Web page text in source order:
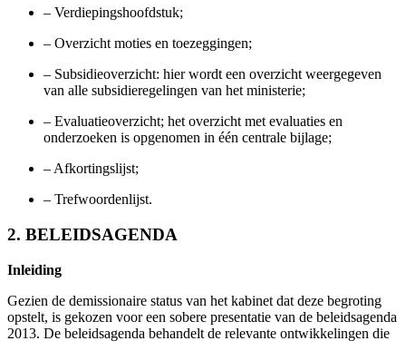
– Verdiepingshoofdstuk;
– Overzicht moties en toezeggingen;
– Subsidieoverzicht: hier wordt een overzicht weergegeven
van alle subsidieregelingen van het ministerie;
– Evaluatieoverzicht; het overzicht met evaluaties en
onderzoeken is opgenomen in één centrale bijlage;
– Afkortingslijst;
– Trefwoordenlijst.
2. BELEIDSAGENDA
Inleiding
Gezien de demissionaire status van het kabinet dat deze begroting
opstelt, is gekozen voor een sobere presentatie van de beleidsagenda
2013. De beleidsagenda behandelt de relevante ontwikkelingen die